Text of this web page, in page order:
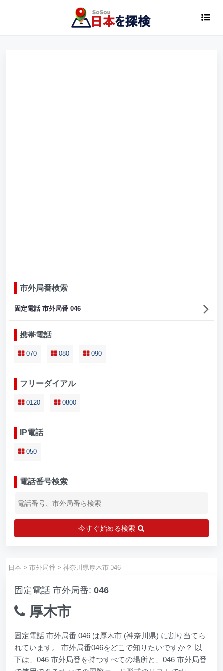
市外局番検索
固定電話 市外局番 046
携帯電話
070 080 090
フリーダイアル
0120 0800
IP電話
050
電話番号検索
今すぐ始める検索
日本 > 市外局番 > 神奈川県厚木市-046
固定電話 市外局番: 046
厚木市
固定電話 市外局番 046 は厚木市 (神奈川県) に割り当てら
れています。 市外局番046をどこで知りたいですか？ 以
下は、046 市外局番を持つすべての場所と、046 市外局番